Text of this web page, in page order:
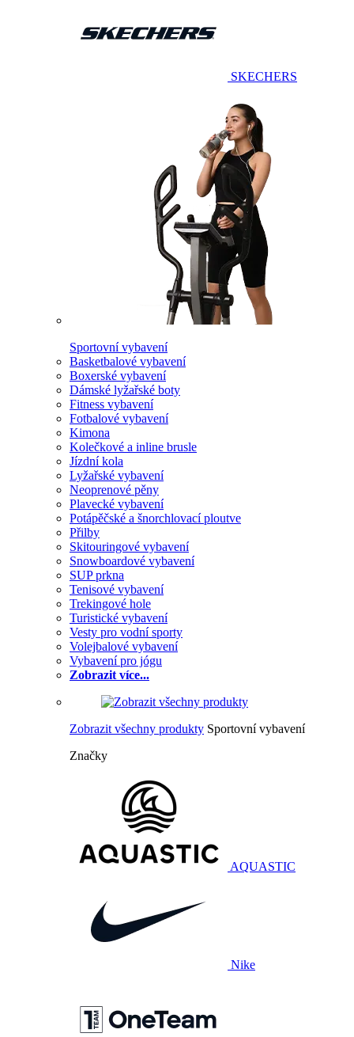
SKECHERS
Sportovní vybavení
Basketbalové vybavení
Boxerské vybavení
Dámské lyžařské boty
Fitness vybavení
Fotbalové vybavení
Kimona
Kolečkové a inline brusle
Jízdní kola
Lyžařské vybavení
Neoprenové pěny
Plavecké vybavení
Potápěčské a šnorchlovací ploutve
Přilby
Skitouringové vybavení
Snowboardové vybavení
SUP prkna
Tenisové vybavení
Trekingové hole
Turistické vybavení
Vesty pro vodní sporty
Volejbalové vybavení
Vybavení pro jógu
Zobrazit více...
Zobrazit všechny produkty Sportovní vybavení
Značky
AQUASTIC
Nike